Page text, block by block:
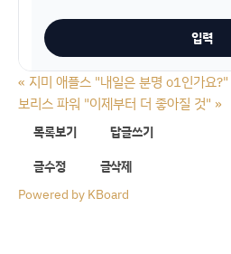
« 지미 애플스 "내일은 분명 o1인가요?"
보리스 파워 "이제부터 더 좋아질 것" »
목록보기
답글쓰기
글수정
글삭제
Powered by KBoard